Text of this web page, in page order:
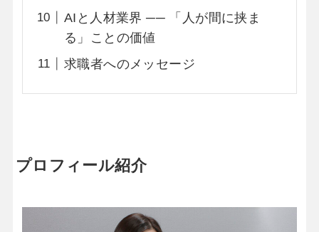
AIと人材業界 ── 「人が間に挟ま
る」ことの価値
求職者へのメッセージ
プロフィール紹介